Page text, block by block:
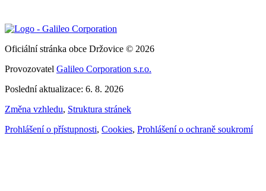
Oficiální stránka obce Držovice © 2026
Provozovatel Galileo Corporation s.r.o.
Poslední aktualizace: 6. 8. 2026
Změna vzhledu, Struktura stránek
Prohlášení o přístupnosti, Cookies, Prohlášení o ochraně soukromí